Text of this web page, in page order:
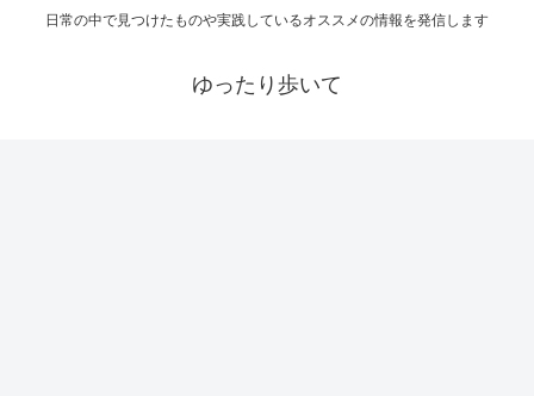
日常の中で見つけたものや実践しているオススメの情報を発信します
ゆったり歩いて